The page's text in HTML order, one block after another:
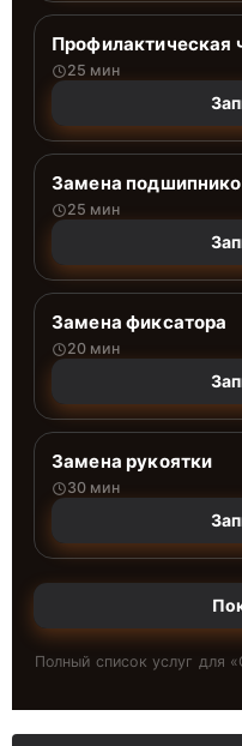
Профилактическая
25 мин
Замена
25 мин
Замена фиксатора
20 мин
Замена рукоятки
30 мин
Полный список услуг для «